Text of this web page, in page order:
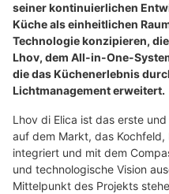
seiner kontinuierlichen
Küche als einheitlichen
Technologie konzipieren,
Lhov, dem All-in-One-
die das Küchenerlebnis
Lichtmanagement erweitert.
Lhov di Elica ist das erste
auf dem Markt, das
integriert und mit dem
und technologische Vision
Mittelpunkt des Projekts